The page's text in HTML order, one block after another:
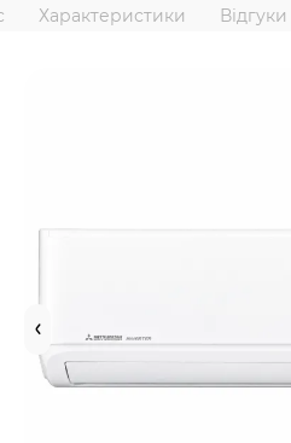
Характеристики Відгуки